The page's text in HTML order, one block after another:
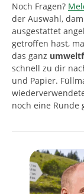
Noch Fragen?
der Auswahl,
ausgestattet
getroffen hast,
das ganz
schnell zu dir
und Papier.
noch eine Runde